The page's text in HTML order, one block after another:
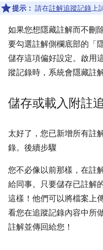
提示： 請在註解追蹤記錄上
如果您想隱藏註解而不刪
要勾選註解側欄底部的「
儲存這項偏好設定。啟用
蹤記錄時，系統會隱藏註
儲存或載入附註
太好了，您已新增所有註
錄。後續步驟
您不必像以前那樣，在註
給同事。只要儲存已註解
這樣！他們可以將檔案上
看您在追蹤記錄內容中所
註解並傳回給您！